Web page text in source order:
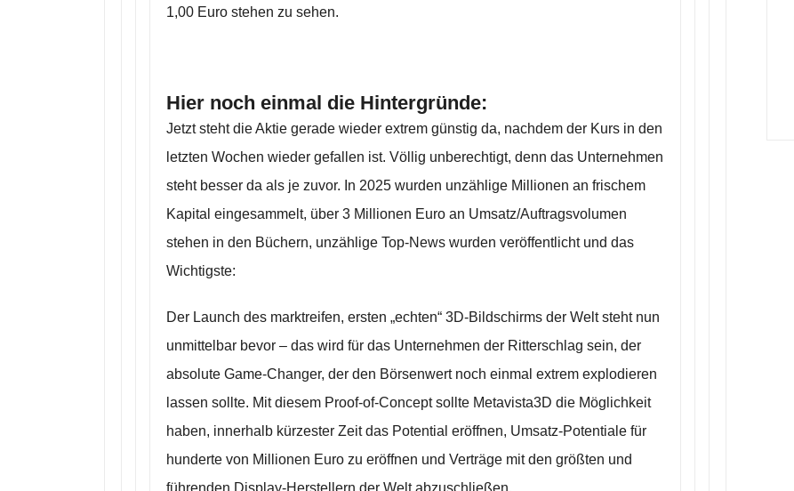
1,00 Euro stehen zu sehen.
Hier noch einmal die Hintergründe:
Jetzt steht die Aktie gerade wieder extrem günstig da, nachdem der Kurs in den
letzten Wochen wieder gefallen ist. Völlig unberechtigt, denn das Unternehmen
steht besser da als je zuvor. In 2025 wurden unzählige Millionen an frischem
Kapital eingesammelt, über 3 Millionen Euro an Umsatz/Auftragsvolumen
stehen in den Büchern, unzählige Top-News wurden veröffentlicht und das
Wichtigste:
Der Launch des marktreifen, ersten „echten“ 3D-Bildschirms der Welt steht nun
unmittelbar bevor – das wird für das Unternehmen der Ritterschlag sein, der
absolute Game-Changer, der den Börsenwert noch einmal extrem explodieren
lassen sollte. Mit diesem Proof-of-Concept sollte Metavista3D die Möglichkeit
haben, innerhalb kürzester Zeit das Potential eröffnen, Umsatz-Potentiale für
hunderte von Millionen Euro zu eröffnen und Verträge mit den größten und
führenden Display-Herstellern der Welt abzuschließen.